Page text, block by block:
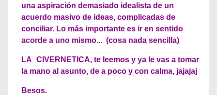
una aspiración demasiado idealista de un
acuerdo masivo de ideas, complicadas de
conciliar. Lo más importante es ir en sentido
acorde a uno mismo... (cosa nada sencilla)
LA_CIVERNETICA, te leemos y ya le vas a tomar
la mano al asunto, de a poco y con calma, jajajaj
Besos.